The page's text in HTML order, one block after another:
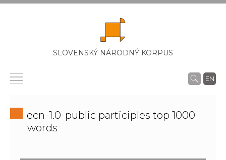
SLOVENSKÝ NÁRODNÝ KORPUS
EN
ecn-1.0-public participles top 1000
words